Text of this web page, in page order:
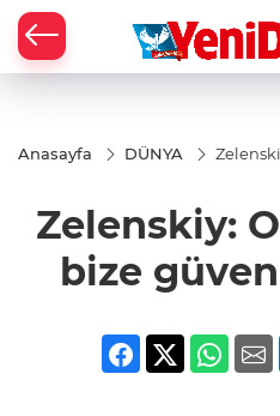
Anasayfa DÜNYA
güvence
veriyor
Zelenskiy:
bize